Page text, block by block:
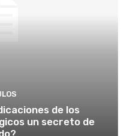
de los
un secreto de